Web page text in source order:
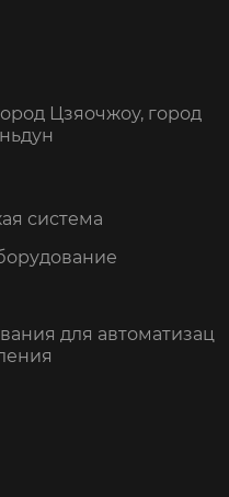
Цзяочжоу, город
система
для автоматизац